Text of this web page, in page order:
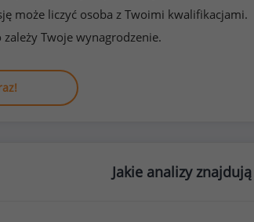
może liczyć osoba z Twoimi kwalifikacjami.
zależy Twoje wynagrodzenie.
Jakie analizy